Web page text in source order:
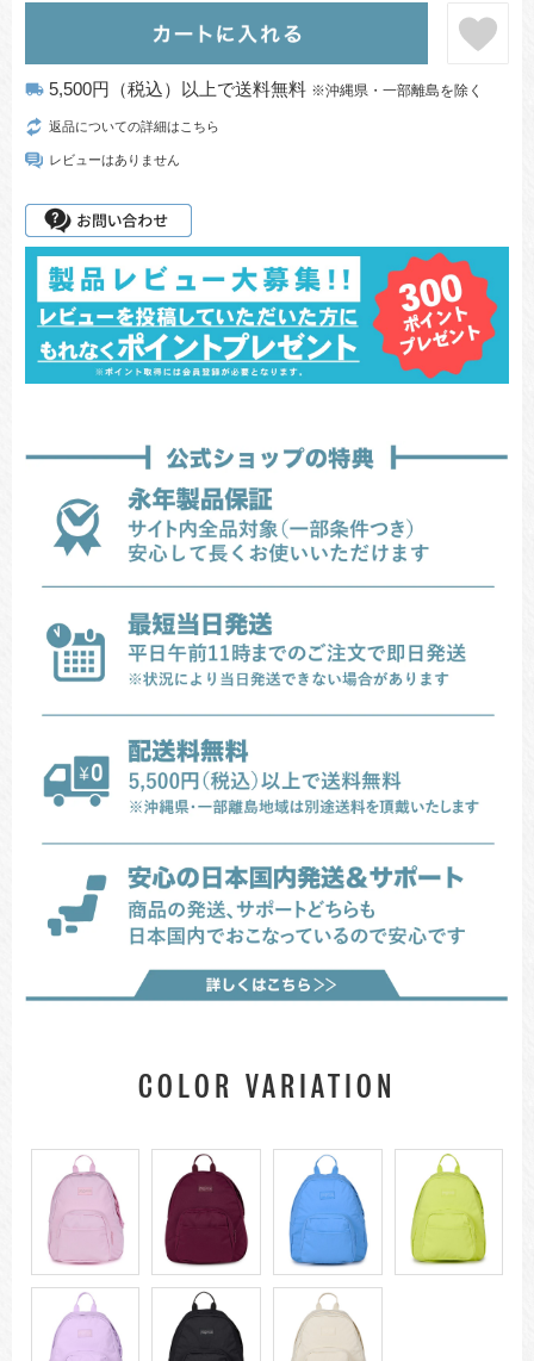
local_shipping 5,500円（税込）以上で送料無料 ※沖縄県・一部離島を除く
返品についての詳細はこちら
レビューはありません
COLOR VARIATION